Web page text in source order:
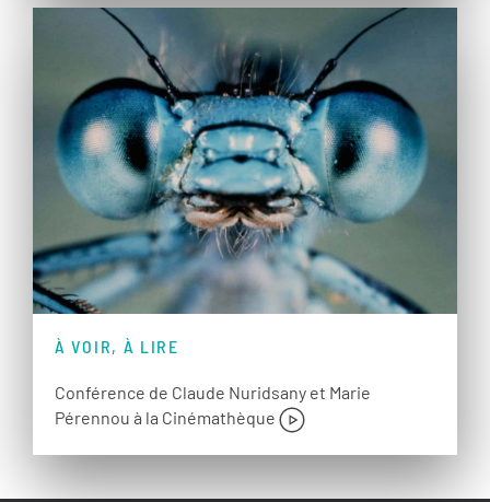
À VOIR, À LIRE
Conférence de Claude Nuridsany et Marie
Pérennou à la Cinémathèque